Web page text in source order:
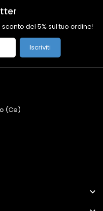
del 5% sul tuo ordine!
Iscriviti
(Ce)